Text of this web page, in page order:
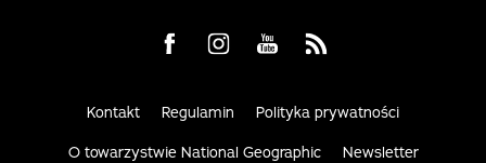
Visit us on Facebook
Visit us on Instagram
Visit us on Youtube
Visit us on Rss
Kontakt Regulamin Polityka prywatności
O towarzystwie National Geographic Newsletter